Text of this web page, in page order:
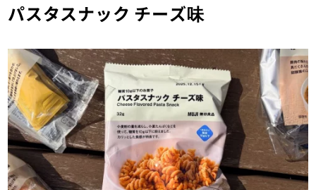
パスタスナック チーズ味